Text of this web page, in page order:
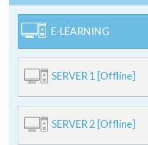
E-LEARNING
SERVER 1 [Offline]
SERVER 2 [Offline]